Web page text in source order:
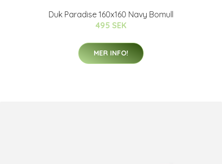
Duk Paradise 160x160 Navy Bomull
495 SEK
MER INFO!